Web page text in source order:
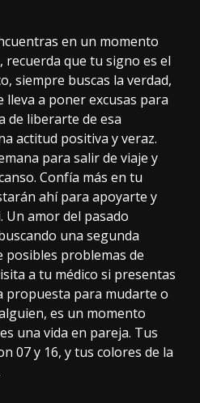
en un momento
recuerda que tu signo es el
siempre buscas la verdad,
lleva a poner excusas para
de liberarte de esa
actitud positiva y veraz.
para salir de viaje y
Confía más en tu
ahí para apoyarte y
amor del pasado
una segunda
posibles problemas de
a tu médico si presentas
propuesta para mudarte o
es un momento
una vida en pareja. Tus
07 y 16, y tus colores de la